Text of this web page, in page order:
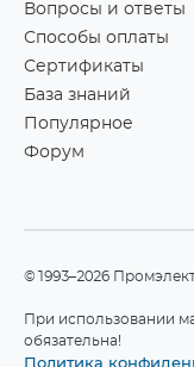
Вопросы и ответы
Способы оплаты
Сертификаты
База знаний
Популярное
Форум
©1993–2026
При использовании
обязательна!
Политика